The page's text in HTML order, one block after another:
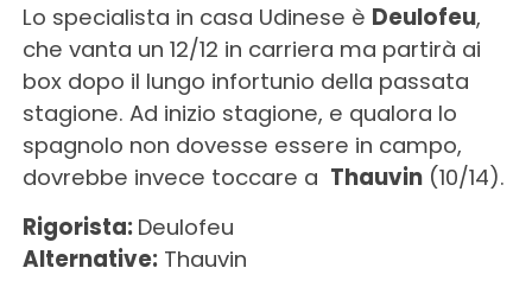
Lo specialista in casa Udinese è Deulofeu,
che vanta un 12/12 in carriera ma partirà ai
box dopo il lungo infortunio della passata
stagione. Ad inizio stagione, e qualora lo
spagnolo non dovesse essere in campo,
dovrebbe invece toccare a Thauvin(10/14).
Rigorista: Deulofeu
Alternative:Thauvin